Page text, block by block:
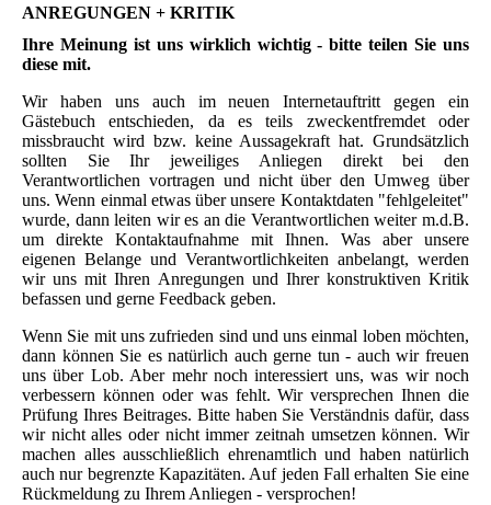
ANREGUNGEN + KRITIK
Ihre Meinung ist uns wirklich wichtig - bitte teilen Sie uns
diese mit.
Wir haben uns auch im neuen Internetauftritt gegen ein
Gästebuch entschieden, da es teils zweckentfremdet oder
missbraucht wird bzw. keine Aussagekraft hat. Grundsätzlich
sollten Sie Ihr jeweiliges Anliegen direkt bei den
Verantwortlichen vortragen und nicht über den Umweg über
uns. Wenn einmal etwas über unsere Kontaktdaten "fehlgeleitet"
wurde, dann leiten wir es an die Verantwortlichen weiter m.d.B.
um direkte Kontaktaufnahme mit Ihnen. Was aber unsere
eigenen Belange und Verantwortlichkeiten anbelangt, werden
wir uns mit Ihren Anregungen und Ihrer konstruktiven Kritik
befassen und gerne Feedback geben.
Wenn Sie mit uns zufrieden sind und uns einmal loben möchten,
dann können Sie es natürlich auch gerne tun - auch wir freuen
uns über Lob. Aber mehr noch interessiert uns, was wir noch
verbessern können oder was fehlt. Wir versprechen Ihnen die
Prüfung Ihres Beitrages. Bitte haben Sie Verständnis dafür, dass
wir nicht alles oder nicht immer zeitnah umsetzen können. Wir
machen alles ausschließlich ehrenamtlich und haben natürlich
auch nur begrenzte Kapazitäten. Auf jeden Fall erhalten Sie eine
Rückmeldung zu Ihrem Anliegen - versprochen!